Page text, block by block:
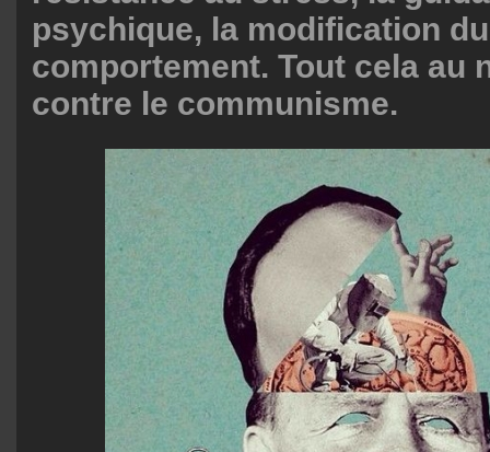
psychique, la modification du
comportement. Tout cela au
contre le communisme.